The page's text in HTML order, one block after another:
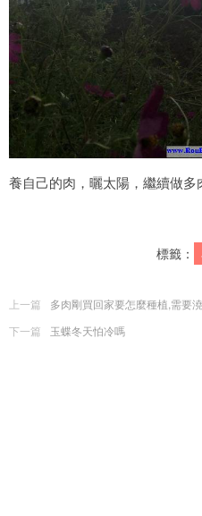
養自己的肉，曬太陽，繼續做多
標籤：
上一篇
多肉剛買回家要怎麼種植,需要
下一篇
玉蝶冬天怕冷嗎